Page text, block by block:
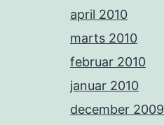
april 2010
marts 2010
februar 2010
januar 2010
december 2009